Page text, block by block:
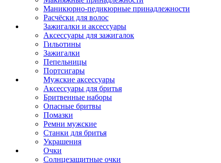
Маникюрно-педикюрные принадлежности
Расчёски для волос
Зажигалки и аксессуары
Аксессуары для зажигалок
Гильотины
Зажигалки
Пепельницы
Портсигары
Мужские аксессуары
Аксессуары для бритья
Бритвенные наборы
Опасные бритвы
Помазки
Ремни мужские
Станки для бритья
Украшения
Очки
Солнцезащитные очки